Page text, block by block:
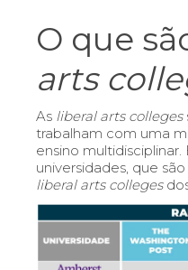
O que
arts
As liberal arts colleges
trabalham com uma
ensino multidisciplinar.
universidades, que
liberal arts colleges